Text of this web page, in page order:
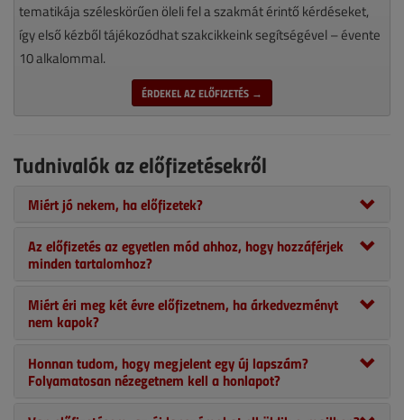
tematikája széleskörűen öleli fel a szakmát érintő kérdéseket,
így első kézből tájékozódhat szakcikkeink segítségével – évente
10 alkalommal.
ÉRDEKEL AZ ELŐFIZETÉS →
Tudnivalók az előfizetésekről
Miért jó nekem, ha előfizetek?
Az előfizetés az egyetlen mód ahhoz, hogy hozzáférjek
minden tartalomhoz?
Miért éri meg két évre előfizetnem, ha árkedvezményt
nem kapok?
Honnan tudom, hogy megjelent egy új lapszám?
Folyamatosan nézegetnem kell a honlapot?